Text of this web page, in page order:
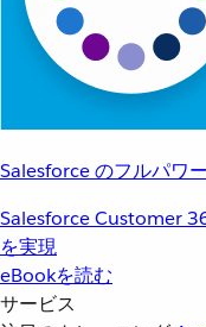
Salesforce のフルパワ
Salesforce Customer
を実現
eBookを読む
サービス